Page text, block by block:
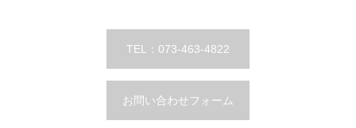
TEL：073-463-4822
お問い合わせフォーム